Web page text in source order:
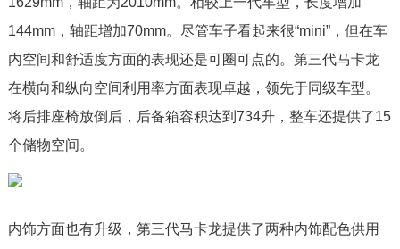
144mm，轴距增加70mm。尽管车子看起来很“mini”，但在车
内空间和舒适度方面的表现还是可圈可点的。第三代马卡龙
在横向和纵向空间利用率方面表现卓越，领先于同级车型。
将后排座椅放倒后，后备箱容积达到734升，整车还提供了15
个储物空间。
内饰方面也有升级，第三代马卡龙提供了两种内饰配色供用